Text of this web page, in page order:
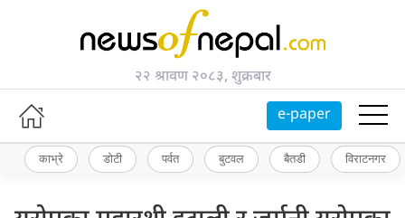
२२ श्रावण २०८३, शुक्रबार
e-paper
काभ्रे डोटी पर्वत बुटवल बैतडी विराटनगर